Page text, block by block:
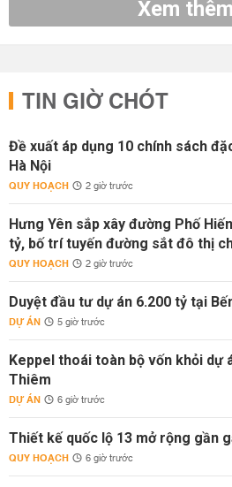
Xem thêm
TIN GIỜ CHÓT
Đề xuất áp dụng 10 chính sách
Hà Nội
QUY HOẠCH 2 giờ trước
Hưng Yên sắp xây đường Phố
tỷ, bố trí tuyến đường sắt đô thị
QUY HOẠCH 2 giờ trước
Duyệt đầu tư dự án 6.200 tỷ tại
DỰ ÁN 5 giờ trước
Keppel thoái toàn bộ vốn khỏi dự
Thiêm
DỰ ÁN 6 giờ trước
Thiết kế quốc lộ 13 mở rộng gần
QUY HOẠCH 6 giờ trước